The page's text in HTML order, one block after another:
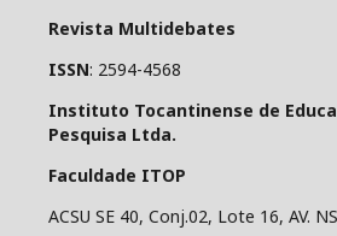
Revista Multidebates
ISSN: 2594-4568
Instituto Tocantinense de
Pesquisa Ltda.
Faculdade ITOP
ACSU SE 40, Conj.02, Lote 16, AV.